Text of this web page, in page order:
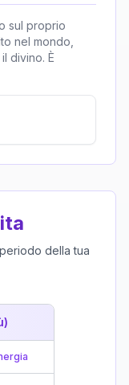
sul proprio
nel mondo,
divino. È
della tua